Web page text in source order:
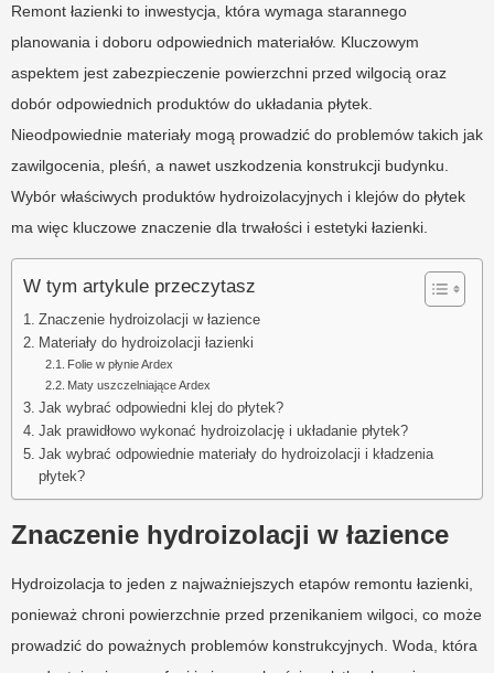
Remont łazienki to inwestycja, która wymaga starannego
planowania i doboru odpowiednich materiałów. Kluczowym
aspektem jest zabezpieczenie powierzchni przed wilgocią oraz
dobór odpowiednich produktów do układania płytek.
Nieodpowiednie materiały mogą prowadzić do problemów takich jak
zawilgocenia, pleśń, a nawet uszkodzenia konstrukcji budynku.
Wybór właściwych produktów hydroizolacyjnych i klejów do płytek
ma więc kluczowe znaczenie dla trwałości i estetyki łazienki.
W tym artykule przeczytasz
Znaczenie hydroizolacji w łazience
Materiały do hydroizolacji łazienki
Folie w płynie Ardex
Maty uszczelniające Ardex
Jak wybrać odpowiedni klej do płytek?
Jak prawidłowo wykonać hydroizolację i układanie płytek?
Jak wybrać odpowiednie materiały do hydroizolacji i kładzenia
płytek?
Znaczenie hydroizolacji w łazience
Hydroizolacja to jeden z najważniejszych etapów remontu łazienki,
ponieważ chroni powierzchnie przed przenikaniem wilgoci, co może
prowadzić do poważnych problemów konstrukcyjnych. Woda, która